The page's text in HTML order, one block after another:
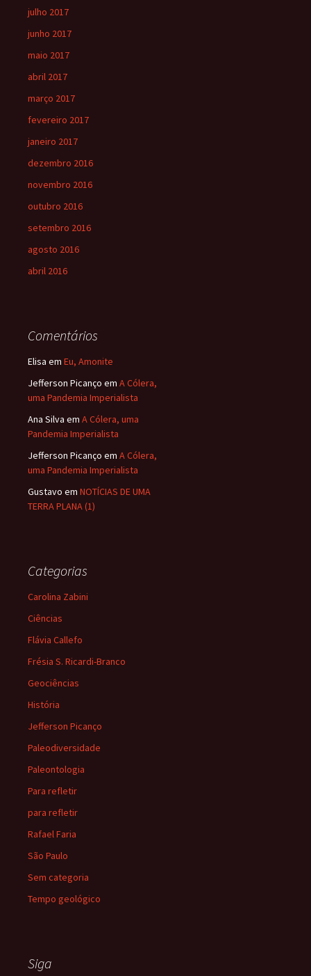
julho 2017
junho 2017
maio 2017
abril 2017
março 2017
fevereiro 2017
janeiro 2017
dezembro 2016
novembro 2016
outubro 2016
setembro 2016
agosto 2016
abril 2016
Comentários
Elisa em Eu, Amonite
Jefferson Picanço em A Cólera,
uma Pandemia Imperialista
Ana Silva em A Cólera, uma
Pandemia Imperialista
Jefferson Picanço em A Cólera,
uma Pandemia Imperialista
Gustavo em NOTÍCIAS DE UMA
TERRA PLANA (1)
Categorias
Carolina Zabini
Ciências
Flávia Callefo
Frésia S. Ricardi-Branco
Geociências
História
Jefferson Picanço
Paleodiversidade
Paleontologia
Para refletir
para refletir
Rafael Faria
São Paulo
Sem categoria
Tempo geológico
Siga